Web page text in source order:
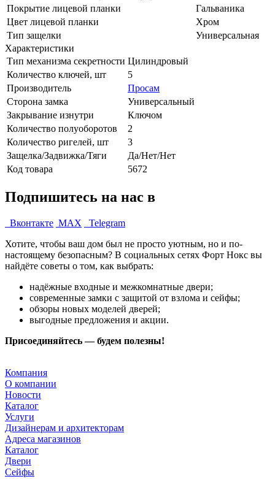
Покрытие лицевой планки
Гальваника
Цвет лицевой планки
Хром
Тип защелки
Универсальная
Характеристики
Тип механизма секретности Цилиндровый
Количество ключей, шт
5
Производитель
Просам
Сторона замка
Универсальный
Закрывание изнутри
Ключом
Количество полуоборотов
2
Количество ригелей, шт
3
Защелка/Задвижка/Тяги
Да/Нет/Нет
Код товара
5672
Подпишитесь на нас в
Вконтакте MAX
Telegram
Хотите, чтобы ваш дом был не просто уютным, но и по-
настоящему безопасным? В социальных сетях Форт Нокс вы
найдёте советы о том, как выбрать:
надёжные входные и межкомнатные двери;
современные замки с защитой от взлома и сейфы;
обзоры новых моделей дверей;
выгодные предложения и акции.
Присоединяйтесь — будем полезны!
Компания
О компании
Новости
Каталог
Услуги
Дизайнерам и архитекторам
Адреса магазинов
Каталог
Двери
Сейфы